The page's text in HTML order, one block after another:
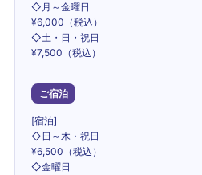
◇月～金曜日
¥6,000（税込）
◇土・日・祝日
¥7,500（税込）
ご宿泊
[宿泊]
◇日～木・祝日
¥6,500（税込）
◇金曜日